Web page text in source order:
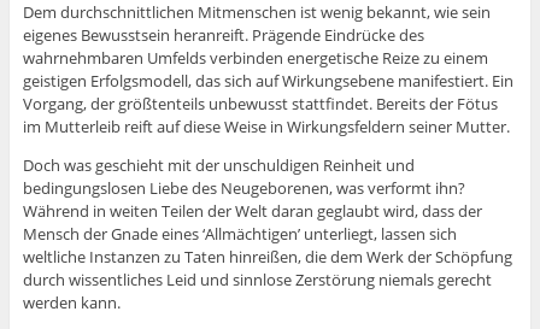
Dem durchschnittlichen Mitmenschen ist wenig bekannt, wie sein
eigenes Bewusstsein heranreift. Prägende Eindrücke des
wahrnehmbaren Umfelds verbinden energetische Reize zu einem
geistigen Erfolgsmodell, das sich auf Wirkungsebene manifestiert. Ein
Vorgang, der größtenteils unbewusst stattfindet. Bereits der Fötus
im Mutterleib reift auf diese Weise in Wirkungsfeldern seiner Mutter.
Doch was geschieht mit der unschuldigen Reinheit und
bedingungslosen Liebe des Neugeborenen, was verformt ihn?
Während in weiten Teilen der Welt daran geglaubt wird, dass der
Mensch der Gnade eines ‘Allmächtigen’ unterliegt, lassen sich
weltliche Instanzen zu Taten hinreißen, die dem Werk der Schöpfung
durch wissentliches Leid und sinnlose Zerstörung niemals gerecht
werden kann.